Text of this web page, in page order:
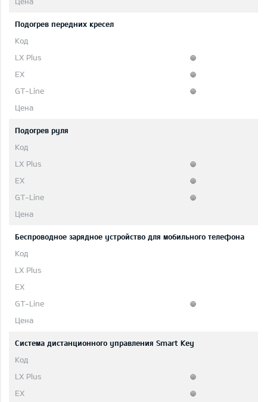
Подогрев передних кресел
Подогрев руля
Беспроводное зарядное устройство для мобильного телефона
Система дистанционного управления Smart Key